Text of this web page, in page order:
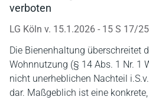
verboten
LG Köln v. 15.1.2026 - 15 S 17/25
Die Bienenhaltung überschreitet
Wohnnutzung (§ 14 Abs. 1 Nr. 1
nicht unerheblichen Nachteil
dar. Maßgeblich ist eine